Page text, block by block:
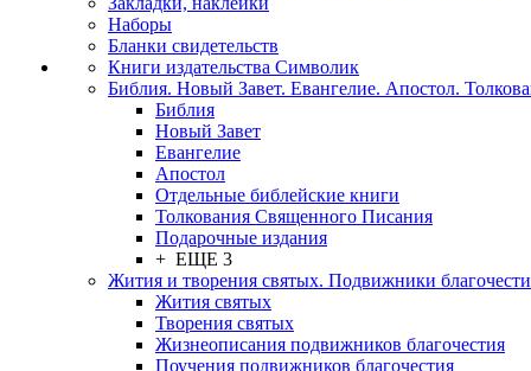
Наборы
Бланки свидетельств
Книги издательства Символик
Библия. Новый Завет. Евангелие. Апостол.
Библия
Новый Завет
Евангелие
Апостол
Отдельные библейские книги
Толкования Священного Писания
Подарочные издания
+ ЕЩЕ 3
Жития и творения святых. Подвижники
Жития святых
Творения святых
Жизнеописания подвижников благочестия
Поучения подвижников благочестия